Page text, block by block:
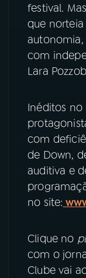
YouTube
Instagram
festival.
que
com
Lara
Inéditos
com
de Down,
auditiva e
no site:
Clique no
com o
Clube vai